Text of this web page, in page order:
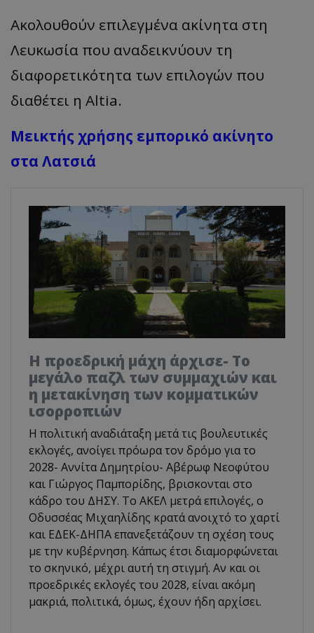
Ακολουθούν επιλεγμένα ακίνητα στη
Λευκωσία που αναδεικνύουν τη
διαφορετικότητα των επιλογών που
διαθέτει η Altia.
Μεικτής χρήσης εμπορικό ακίνητο
στα Λατσιά
Η προεδρική μάχη άρχισε- Το
μεγάλο παζλ των συμμαχιών και
η μετακίνηση των κομματικών
ισορροπιών
Η πολιτική αναδιάταξη μετά τις βουλευτικές
εκλογές, ανοίγει πρόωρα τον δρόμο για το
2028- Αννίτα Δημητρίου- Αβέρωφ Νεοφύτου
και Γιώργος Παμπορίδης, βρισκονται στο
κάδρο του ΔΗΣΥ. Το ΑΚΕΛ μετρά επιλογές, ο
Οδυσσέας Μιχαηλίδης κρατά ανοιχτό το χαρτί
και ΕΔΕΚ-ΔΗΠΑ επανεξετάζουν τη σχέση τους
με την κυβέρνηση. Κάπως έτσι διαμορφώνεται
το σκηνικό, μέχρι αυτή τη στιγμή. Αν και οι
προεδρικές εκλογές του 2028, είναι ακόμη
μακριά, πολιτικά, όμως, έχουν ήδη αρχίσει.